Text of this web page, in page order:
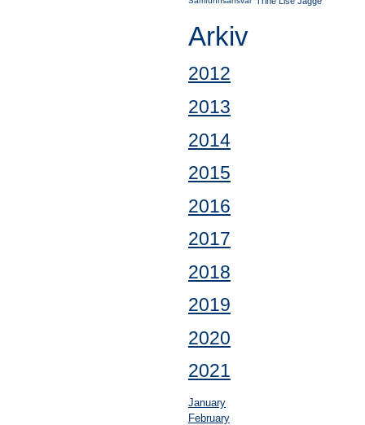
Arkiv
2012
2013
2014
2015
2016
2017
2018
2019
2020
2021
January
February